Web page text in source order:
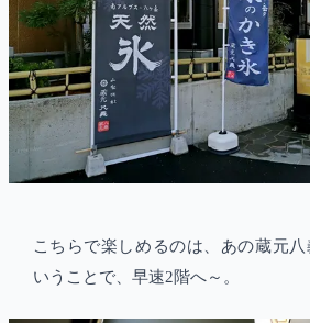
こちらで楽しめるのは、あの蔵元
いうことで、早速2階へ～。